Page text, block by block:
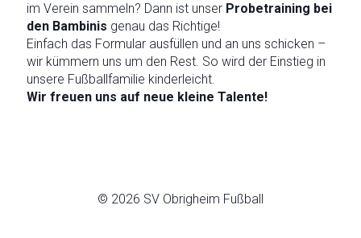
im Verein sammeln? Dann ist unser Probetraining bei
den Bambinis genau das Richtige!
Einfach das Formular ausfüllen und an uns schicken –
wir kümmern uns um den Rest. So wird der Einstieg in
unsere Fußballfamilie kinderleicht.
Wir freuen uns auf neue kleine Talente!
© 2026 SV Obrigheim Fußball